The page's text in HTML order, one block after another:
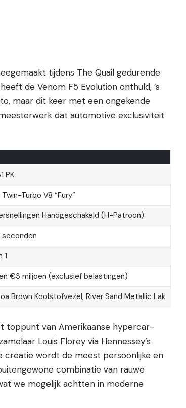
tijdens The Quail gedurende
de Venom F5 Evolution onthuld, ’s
maar dit keer met een ongekende
dat automotive exclusiviteit
PK
Twin-Turbo V8 “Fury”
Handgeschakeld (H-Patroon)
seconden
1
€3 miljoen (exclusief belastingen)
Brown Koolstofvezel, River Sand Metallic Lak
toppunt van Amerikaanse hypercar-
Louis Florey via Hennessey’s
creatie wordt de meest persoonlijke en
combinatie van rauwe
we mogelijk achtten in moderne